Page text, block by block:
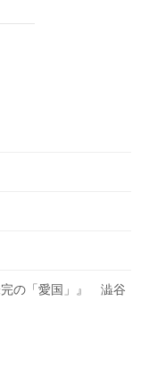
完の「愛国」』 澁谷